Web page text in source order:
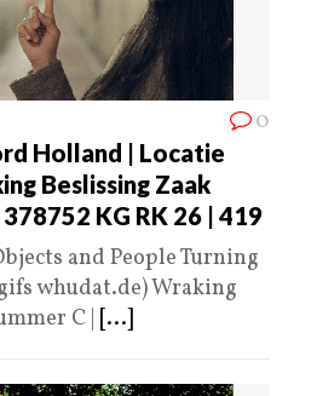
0
Holland | Locatie
Beslissing Zaak
KG RK 26 | 419
and People Turning
whudat.de) Wraking
C | [...]